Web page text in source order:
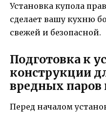
Установка купола
сделает вашу кухню
свежей и безопасной.
Подготовка к
конструкции
вредных паров
Перед началом